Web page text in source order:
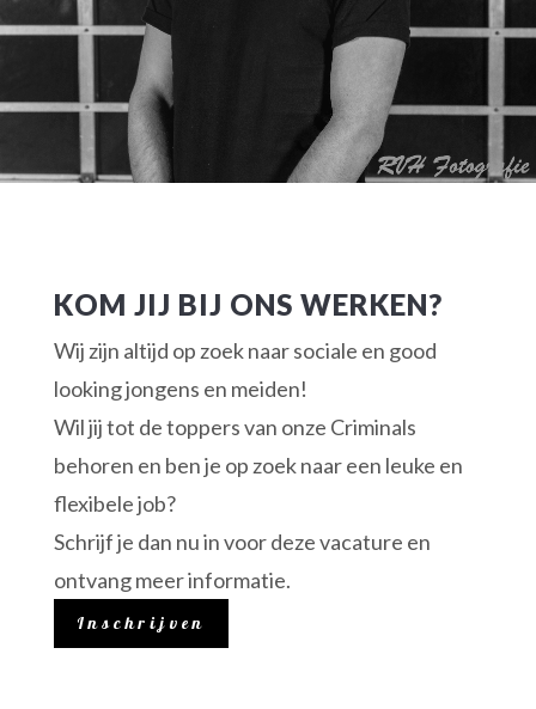
KOM JIJ BIJ ONS WERKEN?
Wij zijn altijd op zoek naar sociale en good
looking jongens en meiden!
Wil jij tot de toppers van onze Criminals
behoren en ben je op zoek naar een leuke en
flexibele job?
Schrijf je dan nu in voor deze vacature en
ontvang meer informatie.
Inschrijven